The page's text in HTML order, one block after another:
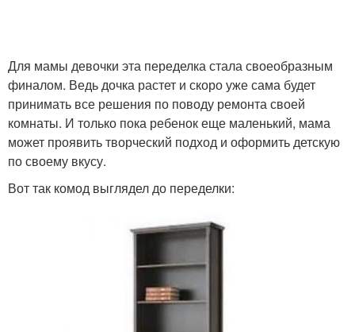
Для мамы девочки эта переделка стала своеобразным
финалом. Ведь дочка растет и скоро уже сама будет
принимать все решения по поводу ремонта своей
комнаты. И только пока ребенок еще маленький, мама
может проявить творческий подход и оформить детскую
по своему вкусу.
Вот так комод выглядел до переделки: